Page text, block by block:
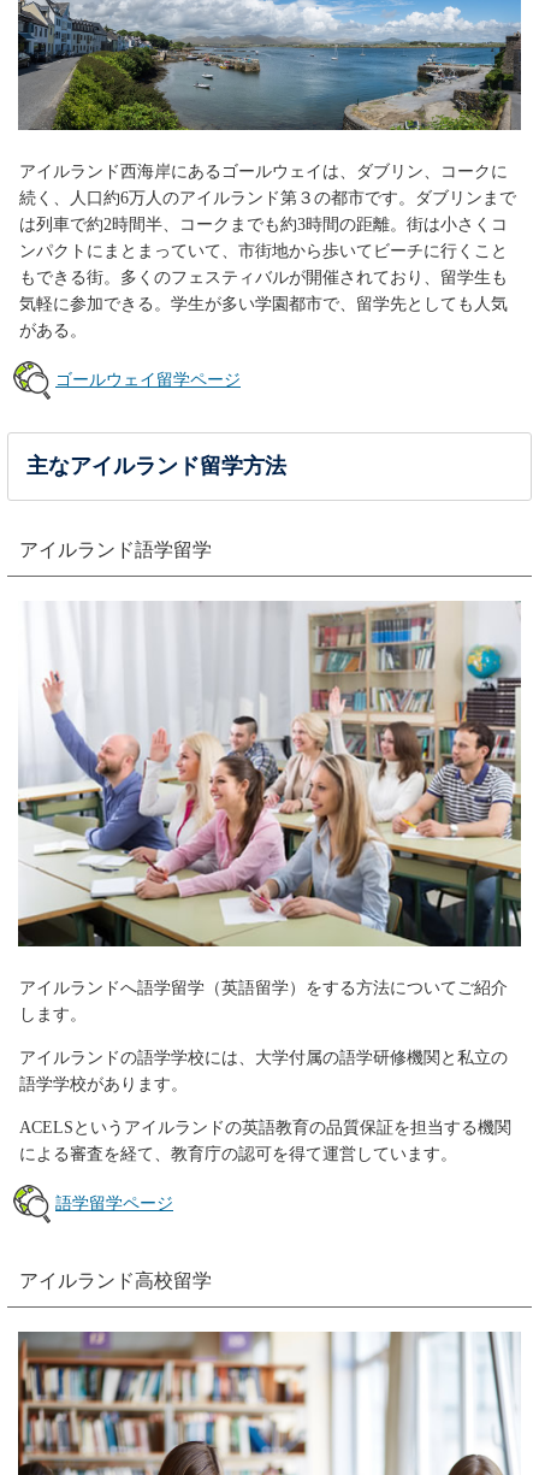
アイルランド西海岸にあるゴールウェイは、ダブリン、コークに
続く、人口約6万人のアイルランド第３の都市です。ダブリンまで
は列車で約2時間半、コークまでも約3時間の距離。街は小さくコ
ンパクトにまとまっていて、市街地から歩いてビーチに行くこと
もできる街。多くのフェスティバルが開催されており、留学生も
気軽に参加できる。学生が多い学園都市で、留学先としても人気
がある。
ゴールウェイ留学ページ
主なアイルランド留学方法
アイルランド語学留学
アイルランドへ語学留学（英語留学）をする方法についてご紹介
します。
アイルランドの語学学校には、大学付属の語学研修機関と私立の
語学学校があります。
ACELSというアイルランドの英語教育の品質保証を担当する機関
による審査を経て、教育庁の認可を得て運営しています。
語学留学ページ
アイルランド高校留学